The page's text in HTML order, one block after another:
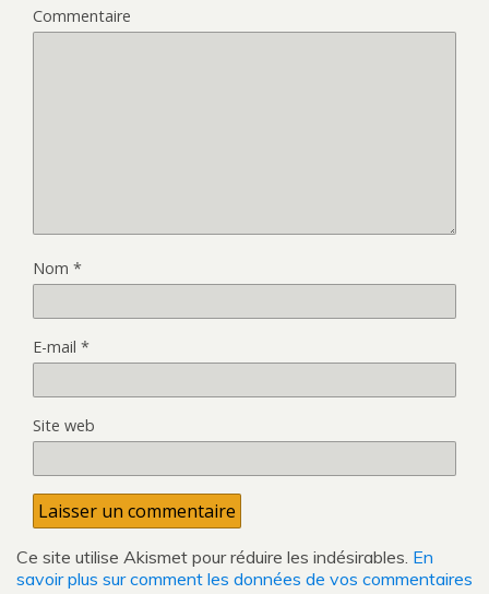
Commentaire
Nom *
E-mail *
Site web
Ce site utilise Akismet pour réduire les indésirables. En
savoir plus sur comment les données de vos commentaires